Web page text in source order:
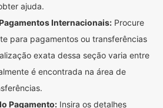
ajuda.
Internacionais: Procure
para pagamentos ou transferências
exata dessa seção varia entre
é encontrada na área de
Pagamento: Insira os detalhes